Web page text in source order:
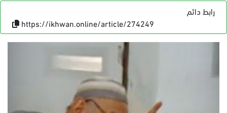
رابط دائم
https://ikhwan.online/article/274249